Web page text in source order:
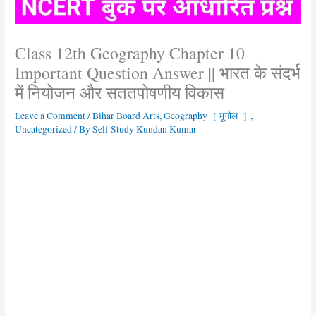
Class 12th Geography Chapter 10
Important Question Answer || भारत के संदर्भ
में नियोजन और सततपोषणीय विकास
Leave a Comment/Bihar Board Arts,Geography [ भूगोल ],
Uncategorized/ BySelf Study Kundan Kumar